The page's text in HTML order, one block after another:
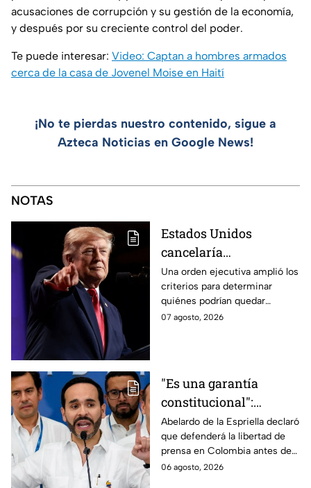
acusaciones de corrupción y su gestión de la economía,
y después por su creciente control del poder.
Te puede interesar: Video: Captan a hombres armados
cerca de la casa de Jovenel Moise en Haití
¡No te pierdas nuestro contenido, sigue a
Azteca Noticias en Google News!
NOTAS
Estados Unidos
cancelaría
nacionalidad por
nacimiento del líder
del CJNG
Una orden ejecutiva amplió los
criterios para determinar
quiénes podrían quedar
excluidos de la nacionalidad
07 agosto, 2026
"Es una garantía
constitucional":
Abelardo de la
Espriella promete
defender la libertad de
prensa en Colombia
Abelardo de la Espriella declaró
que defenderá la libertad de
prensa en Colombia antes de
asumir su cargo como
06 agosto, 2026